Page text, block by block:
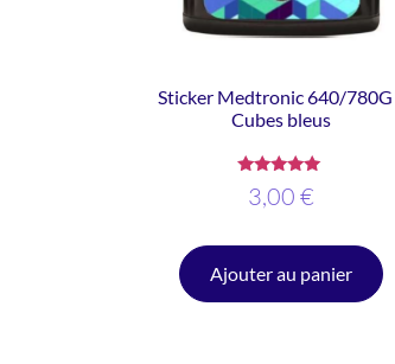
Sticker Medtronic 640/780G ⎜
Cubes bleus
Note
5.00
3,00 €
Ajouter au panier